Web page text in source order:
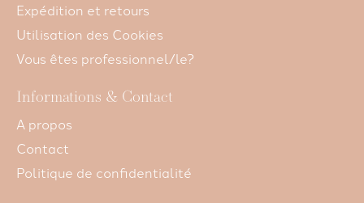
Expédition et retours
Utilisation des Cookies
Vous êtes professionnel/le?
Informations & Contact
A propos
Contact
Politique de confidentialité